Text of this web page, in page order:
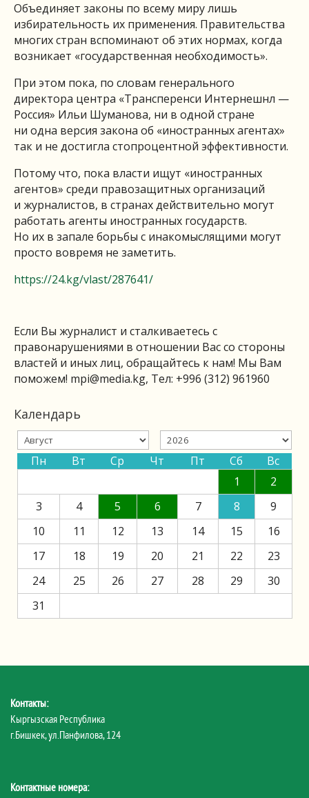
Объединяет законы по всему миру лишь
избирательность их применения. Правительства
многих стран вспоминают об этих нормах, когда
возникает «государственная необходимость».
При этом пока, по словам генерального
директора центра «Трансперенси Интернешнл —
Россия» Ильи Шуманова, ни в одной стране
ни одна версия закона об «иностранных агентах»
так и не достигла стопроцентной эффективности.
Потому что, пока власти ищут «иностранных
агентов» среди правозащитных организаций
и журналистов, в странах действительно могут
работать агенты иностранных государств.
Но их в запале борьбы с инакомыслящими могут
просто вовремя не заметить.
https://24.kg/vlast/287641/
Если Вы журналист и сталкиваетесь с
правонарушениями в отношении Вас со стороны
властей и иных лиц, обращайтесь к нам! Мы Вам
поможем! mpi@media.kg, Тел: +996 (312) 961960
Календарь
Пн Вт Ср Чт Пт Сб
Вс
1
2
3
4 5 6 7 8
9
10
11 12 13 14 15
16
17
18 19 20 21 22
23
24
25 26 27 28 29
30
31
Контакты:
Кыргызская Республика
г.Бишкек, ул.Панфилова, 124
Контактные номера: